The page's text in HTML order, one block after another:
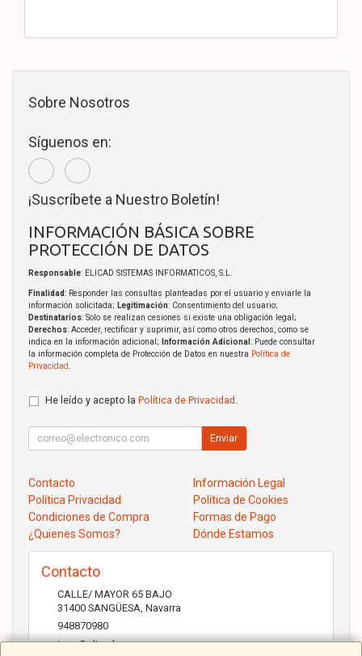
Sobre Nosotros
Síguenos en:
¡Suscríbete a Nuestro Boletín!
INFORMACIÓN BÁSICA SOBRE
PROTECCIÓN DE DATOS
Responsable: ELICAD SISTEMAS INFORMATICOS, S.L.
Finalidad: Responder las consultas planteadas por el usuario y enviarle la
información solicitada; Legitimación: Consentimiento del usuario;
Destinatarios: Solo se realizan cesiones si existe una obligación legal;
Derechos: Acceder, rectificar y suprimir, así como otros derechos, como se
indica en la información adicional;
Información Adicional : Puede consultar
la información completa de Protección de Datos en nuestra Política de
Privacidad
He leído y acepto la Política de Privacidad
Enviar
Contacto
Información Legal
Política Privacidad
Política de Cookies
Condiciones de Compra
Formas de Pago
¿Quienes Somos?
Dónde Estamos
Contacto
CALLE/ MAYOR 65 BAJO
31400 SANGÜESA Navarra
948870980
jose@elicad.com